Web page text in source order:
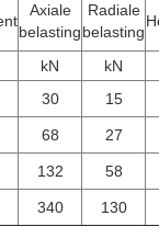
Axiale
belasting
Radiale
belasting
kN
kN
30 15
68 27
132 58
340
130